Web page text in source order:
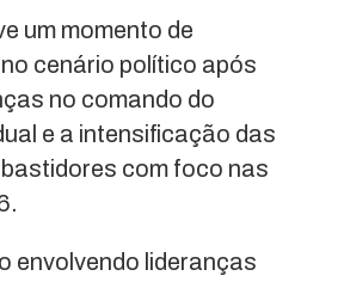
um momento de
cenário político após
no comando do
e a intensificação das
com foco nas
envolvendo lideranças